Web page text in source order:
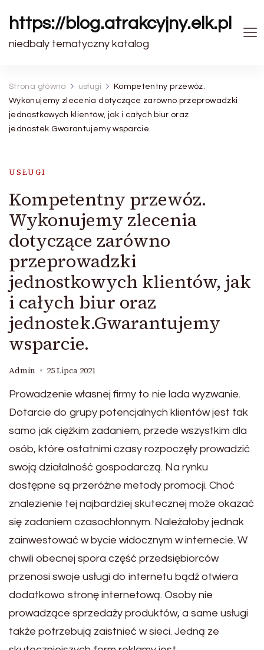
https://blog.atrakcyjny.elk.pl
niedbaly tematyczny katalog
Strona główna usługi
Kompetentny przewóz.
Wykonujemy zlecenia dotyczące zarówno przeprowadzki
jednostkowych klientów, jak i całych biur oraz
jednostek.Gwarantujemy wsparcie.
USŁUGI
Kompetentny przewóz.
Wykonujemy zlecenia
dotyczące zarówno
przeprowadzki
jednostkowych klientów, jak
i całych biur oraz
jednostek.Gwarantujemy
wsparcie.
Admin 25 Lipca 2021
Prowadzenie własnej firmy to nie lada wyzwanie.
Dotarcie do grupy potencjalnych klientów jest tak
samo jak ciężkim zadaniem, przede wszystkim dla
osób, które ostatnimi czasy rozpoczęły prowadzić
swoją działalność gospodarczą. Na rynku
dostępne są przeróżne metody promocji. Choć
znalezienie tej najbardziej skutecznej może okazać
się zadaniem czasochłonnym. Należałoby jednak
zainwestować w bycie widocznym w internecie. W
chwili obecnej spora część przedsiębiorców
przenosi swoje usługi do internetu bądź otwiera
dodatkowo stronę internetową. Osoby nie
prowadzące sprzedaży produktów, a same usługi
także potrzebują zaistnieć w sieci. Jedną ze